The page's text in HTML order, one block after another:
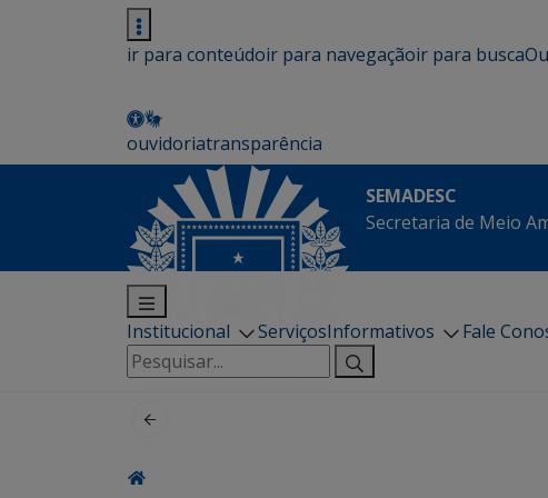
ir para conteúdoir para navegaçãoir para busca
ouvidoriatransparência
SEMADESC
Secretaria de Meio
Institucional ServiçosInformativos
Fale
Pesquisar
por: